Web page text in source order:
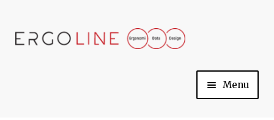
Skip
Skip
Menu